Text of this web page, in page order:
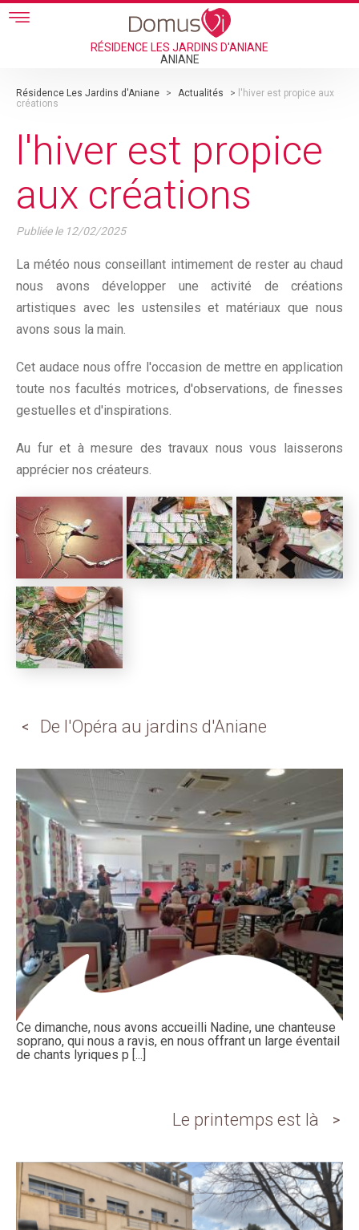
Skip to main content
RÉSIDENCE LES JARDINS D'ANIANE
ANIANE
Résidence Les Jardins d'Aniane > Actualités > l'hiver est propice aux
créations
l'hiver est propice
aux créations
Publiée le 12/02/2025
La météo nous conseillant intimement de rester au chaud
nous avons développer une activité de créations
artistiques avec les ustensiles et matériaux que nous
avons sous la main.
Cet audace nous offre l'occasion de mettre en application
toute nos facultés motrices, d'observations, de finesses
gestuelles et d'inspirations.
Au fur et à mesure des travaux nous vous laisserons
apprécier nos créateurs.
De l'Opéra au jardins d'Aniane
Ce dimanche, nous avons accueilli Nadine, une chanteuse
soprano, qui nous a ravis, en nous offrant un large éventail
de chants lyriques p [...]
Le printemps est là